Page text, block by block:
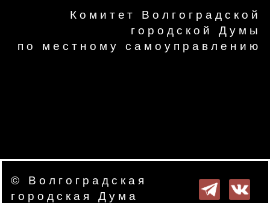
Комитет Волгоградской
городской Думы
по местному самоуправлению
© Волгоградская
городская Дума